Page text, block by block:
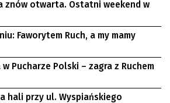
znów otwarta. Ostatni weekend w
Faworytem Ruch, a my mamy
Pucharze Polski – zagra z Ruchem
hali przy ul. Wyspiańskiego